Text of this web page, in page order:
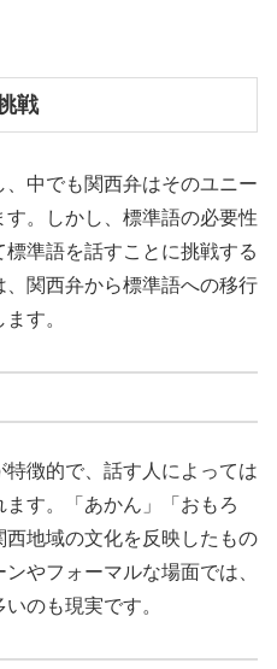
戦
中でも関西弁はそのユニー
。しかし、標準語の必要性
準語を話すことに挑戦する
、関西弁から標準語への移行
す。
徴的で、話す人によっては
す。「あかん」「おもろ
地域の文化を反映したもの
やフォーマルな場面では、
のも現実です。